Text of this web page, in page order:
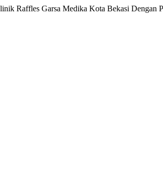
Raffles Garsa Medika Kota Bekasi Dengan